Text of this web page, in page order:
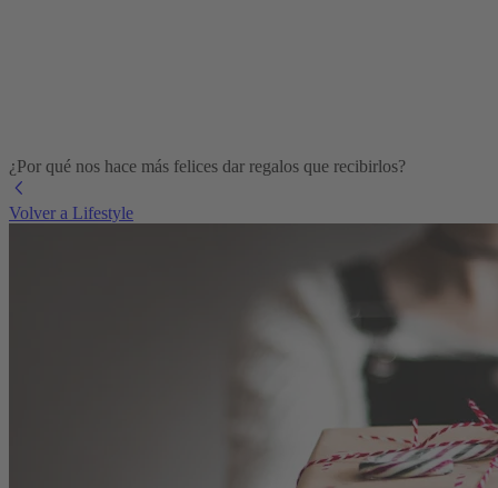
¿Por qué nos hace más felices dar regalos que recibirlos?
Volver a Lifestyle